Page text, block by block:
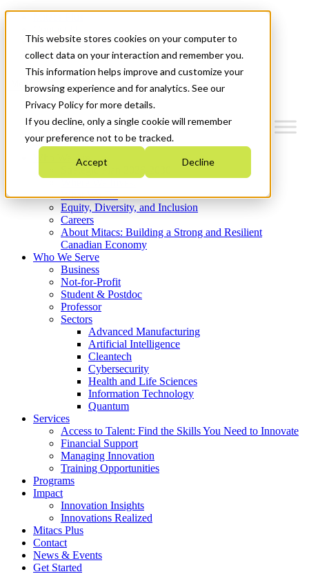
This website stores cookies on your computer to
collect data on your interaction and remember you.
This information helps improve and customize your
browsing experience and for analytics. See our
Privacy Policy for more details.
If you decline, only a single cookie will remember
your preference not to be tracked.
Accept Decline
News & Events
Get Started
Menu
Who We Are
Strategic Plan 2026-2030
What We Do
Equity, Diversity, and Inclusion
Careers
About Mitacs: Building a Strong and Resilient
Canadian Economy
Who We Serve
Business
Not-for-Profit
Student & Postdoc
Professor
Sectors
Advanced Manufacturing
Artificial Intelligence
Cleantech
Cybersecurity
Health and Life Sciences
Information Technology
Quantum
Services
Access to Talent: Find the Skills You Need to Innovate
Financial Support
Managing Innovation
Training Opportunities
Programs
Impact
Innovation Insights
Innovations Realized
Mitacs Plus
Contact
News & Events
Get Started